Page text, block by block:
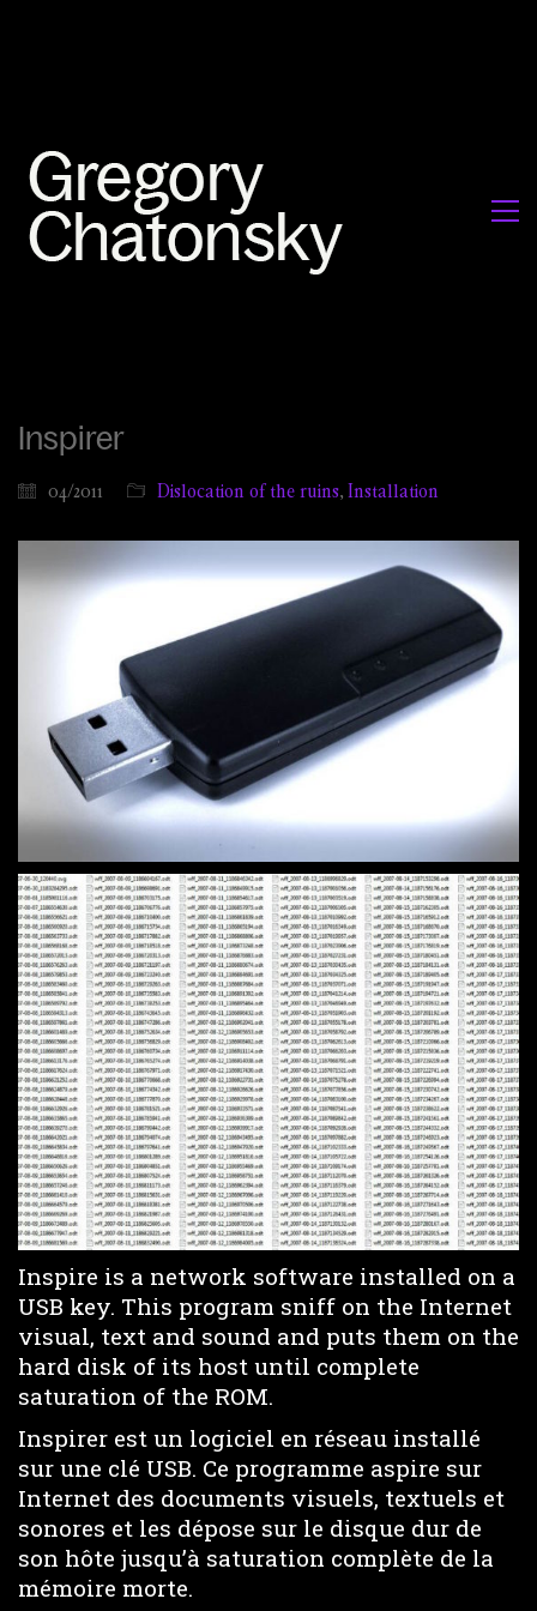
Inspirer
04/2011 Dislocation of the ruins, Installation
Inspire is a network software installed on a
USB key. This program sniff on the Internet
visual, text and sound and puts them on the
hard disk of its host until complete
saturation of the ROM.
Inspirer est un logiciel en réseau installé
sur une clé USB. Ce programme aspire sur
Internet des documents visuels, textuels et
sonores et les dépose sur le disque dur de
son hôte jusqu’à saturation complète de la
mémoire morte.